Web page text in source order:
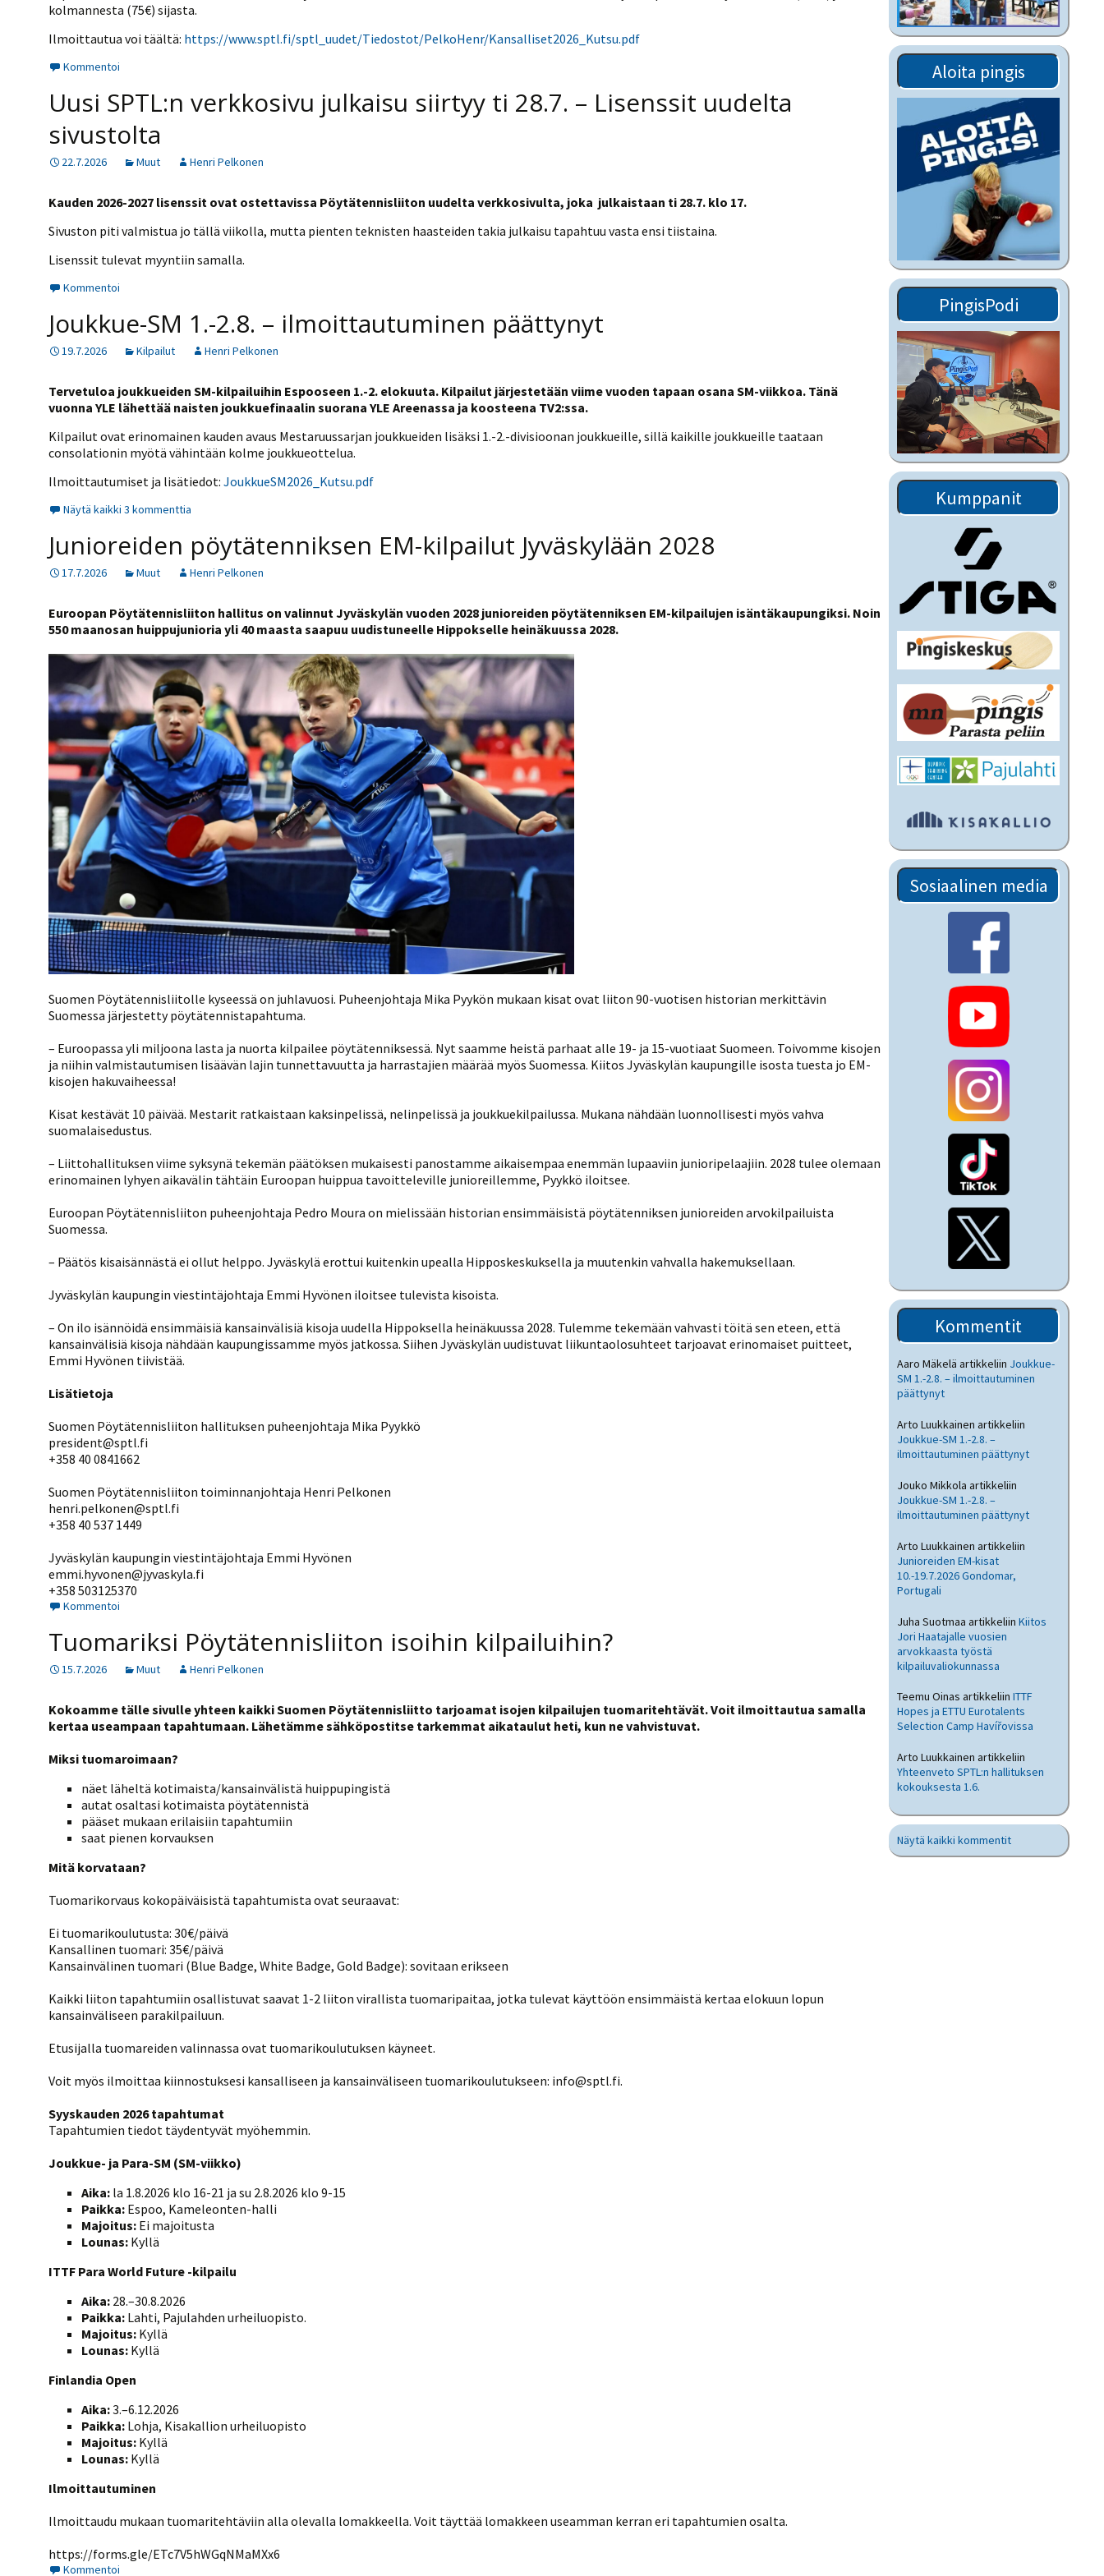
Valiokunnat
Strategia 2025-2030
Vastuullisuus
Hallintosääntö
NETU in English
ohjeet
Rating-artikkelit
Rating-manuaali
Rating-manuaali
Julkaistut Rating-listat
6-divisioona
Sarjatiedotteet
joukkueiden
yhteyshenkilöt
Kisajärjestäjien
EU-Erasmus:
Olkapäävammojen
ennaltaehkäisevä
Venyttely
Muut tiedotteet
kolmannesta (75€) sijasta.
Ilmoittautua voi täältä: https://www.sptl.fi/sptl_uudet/Tiedostot/PelkoHenr/Kansalliset2026_Kutsu.pdf
Kommentoi
Uusi SPTL:n verkkosivu julkaisu siirtyy ti 28.7. – Lisenssit uudelta
sivustolta
22.7.2026 Muut Henri Pelkonen
Kauden 2026-2027 lisenssit ovat ostettavissa Pöytätennisliiton uudelta verkkosivulta, joka julkaistaan ti 28.7. klo 17.
Sivuston piti valmistua jo tällä viikolla, mutta pienten teknisten haasteiden takia julkaisu tapahtuu vasta ensi tiistaina.
Lisenssit tulevat myyntiin samalla.
Kommentoi
Joukkue-SM 1.-2.8. – ilmoittautuminen päättynyt
19.7.2026 Kilpailut Henri Pelkonen
Tervetuloa joukkueiden SM-kilpailuihin Espooseen 1.-2. elokuuta. Kilpailut järjestetään viime vuoden tapaan osana SM-viikkoa. Tänä
vuonna YLE lähettää naisten joukkuefinaalin suorana YLE Areenassa ja koosteena TV2:ssa.
Kilpailut ovat erinomainen kauden avaus Mestaruussarjan joukkueiden lisäksi 1.-2.-divisioonan joukkueille, sillä kaikille joukkueille taataan
consolationin myötä vähintään kolme joukkueottelua.
Ilmoittautumiset ja lisätiedot: JoukkueSM2026_Kutsu.pdf
Näytä kaikki 3 kommenttia
Junioreiden pöytätenniksen EM-kilpailut Jyväskylään 2028
17.7.2026 Muut Henri Pelkonen
Euroopan Pöytätennisliiton hallitus on valinnut Jyväskylän vuoden 2028 junioreiden pöytätenniksen EM-kilpailujen isäntäkaupungiksi. Noin
550 maanosan huippujunioria yli 40 maasta saapuu uudistuneelle Hippokselle heinäkuussa 2028.
Suomen Pöytätennisliitolle kyseessä on juhlavuosi. Puheenjohtaja Mika Pyykön mukaan kisat ovat liiton 90-vuotisen historian merkittävin
Suomessa järjestetty pöytätennistapahtuma.
– Euroopassa yli miljoona lasta ja nuorta kilpailee pöytätenniksessä. Nyt saamme heistä parhaat alle 19- ja 15-vuotiaat Suomeen. Toivomme kisojen
ja niihin valmistautumisen lisäävän lajin tunnettavuutta ja harrastajien määrää myös Suomessa. Kiitos Jyväskylän kaupungille isosta tuesta jo EM-
kisojen hakuvaiheessa!
Kisat kestävät 10 päivää. Mestarit ratkaistaan kaksinpelissä, nelinpelissä ja joukkuekilpailussa. Mukana nähdään luonnollisesti myös vahva
suomalaisedustus.
– Liittohallituksen viime syksynä tekemän päätöksen mukaisesti panostamme aikaisempaa enemmän lupaaviin junioripelaajiin. 2028 tulee olemaan
erinomainen lyhyen aikavälin tähtäin Euroopan huippua tavoitteleville junioreillemme, Pyykkö iloitsee.
Euroopan Pöytätennisliiton puheenjohtaja Pedro Moura on mielissään historian ensimmäisistä pöytätenniksen junioreiden arvokilpailuista
Suomessa.
– Päätös kisaisännästä ei ollut helppo. Jyväskylä erottui kuitenkin upealla Hipposkeskuksella ja muutenkin vahvalla hakemuksellaan.
Jyväskylän kaupungin viestintäjohtaja Emmi Hyvönen iloitsee tulevista kisoista.
– On ilo isännöidä ensimmäisiä kansainvälisiä kisoja uudella Hippoksella heinäkuussa 2028. Tulemme tekemään vahvasti töitä sen eteen, että
kansainvälisiä kisoja nähdään kaupungissamme myös jatkossa. Siihen Jyväskylän uudistuvat liikuntaolosuhteet tarjoavat erinomaiset puitteet,
Emmi Hyvönen tiivistää.
Lisätietoja
Suomen Pöytätennisliiton hallituksen puheenjohtaja Mika Pyykkö
president@sptl.fi
+358 40 0841662
Suomen Pöytätennisliiton toiminnanjohtaja Henri Pelkonen
henri.pelkonen@sptl.fi
+358 40 537 1449
Jyväskylän kaupungin viestintäjohtaja Emmi Hyvönen
emmi.hyvonen@jyvaskyla.fi
+358 503125370
Kommentoi
Tuomariksi Pöytätennisliiton isoihin kilpailuihin?
15.7.2026 Muut Henri Pelkonen
Kokoamme tälle sivulle yhteen kaikki Suomen Pöytätennisliitto tarjoamat isojen kilpailujen tuomaritehtävät. Voit ilmoittautua samalla
kertaa useampaan tapahtumaan. Lähetämme sähköpostitse tarkemmat aikataulut heti, kun ne vahvistuvat.
Miksi tuomaroimaan?
näet läheltä kotimaista/kansainvälistä huippupingistä
autat osaltasi kotimaista pöytätennistä
pääset mukaan erilaisiin tapahtumiin
saat pienen korvauksen
Mitä korvataan?
Tuomarikorvaus kokopäiväisistä tapahtumista ovat seuraavat:
Ei tuomarikoulutusta: 30€/päivä
Kansallinen tuomari: 35€/päivä
Kansainvälinen tuomari (Blue Badge, White Badge, Gold Badge): sovitaan erikseen
Kaikki liiton tapahtumiin osallistuvat saavat 1-2 liiton virallista tuomaripaitaa, jotka tulevat käyttöön ensimmäistä kertaa elokuun lopun
kansainväliseen parakilpailuun.
Etusijalla tuomareiden valinnassa ovat tuomarikoulutuksen käyneet.
Voit myös ilmoittaa kiinnostuksesi kansalliseen ja kansainväliseen tuomarikoulutukseen: info@sptl.fi.
Syyskauden 2026 tapahtumat
Tapahtumien tiedot täydentyvät myöhemmin.
Joukkue- ja Para-SM (SM-viikko)
Aika: la 1.8.2026 klo 16-21 ja su 2.8.2026 klo 9-15
Paikka: Espoo, Kameleonten-halli
Majoitus: Ei majoitusta
Lounas: Kyllä
ITTF Para World Future -kilpailu
Aika: 28.–30.8.2026
Paikka: Lahti, Pajulahden urheiluopisto.
Majoitus: Kyllä
Lounas: Kyllä
Finlandia Open
Aika:3.–6.12.2026
Paikka: Lohja, Kisakallion urheiluopisto
Majoitus: Kyllä
Lounas: Kyllä
Ilmoittautuminen
Ilmoittaudu mukaan tuomaritehtäviin alla olevalla lomakkeella. Voit täyttää lomakkeen useamman kerran eri tapahtumien osalta.
https://forms.gle/ETc7V5hWGqNMaMXx6
Kommentoi
Aloita pingis
PingisPodi
Kumppanit
Sosiaalinen media
Kommentit
Aaro Mäkelä artikkeliin Joukkue-
SM 1.-2.8. – ilmoittautuminen
päättynyt
Arto Luukkainen artikkeliin
Joukkue-SM 1.-2.8. –
ilmoittautuminen päättynyt
Jouko Mikkola artikkeliin
Joukkue-SM 1.-2.8. –
ilmoittautuminen päättynyt
Arto Luukkainen artikkeliin
Junioreiden EM-kisat
10.-19.7.2026 Gondomar,
Portugali
Juha Suotmaa artikkeliin Kiitos
Jori Haatajalle vuosien
arvokkaasta työstä
kilpailuvaliokunnassa
Teemu Oinas artikkeliin ITTF
Hopes ja ETTU Eurotalents
Selection Camp Havířovissa
Arto Luukkainen artikkeliin
Yhteenveto SPTL:n hallituksen
kokouksesta 1.6.
Näytä kaikki kommentit